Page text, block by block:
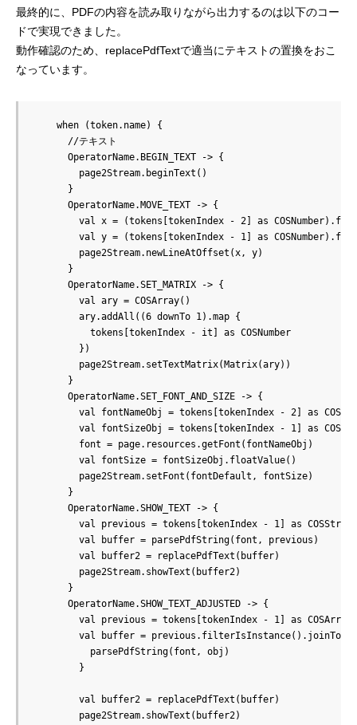
最終的に、PDFの内容を読み取りながら出力するのは以下のコー
ドで実現できました。
動作確認のため、replacePdfTextで適当にテキストの置換をおこ
なっています。
    when (token.name) {
      //テキスト
      OperatorName.BEGIN_TEXT -> {
        page2Stream.beginText()
      }
      OperatorName.MOVE_TEXT -> {
val x = (tokens[tokenIndex - 2] as
val y = (tokens[tokenIndex - 1] as
        page2Stream.newLineAtOffset(x, y)
      }
      OperatorName.SET_MATRIX -> {
        val ary = COSArray()
        ary.addAll((6 downTo 1).map {
          tokens[tokenIndex - it] as COSNumber
        })
        page2Stream.setTextMatrix(Matrix(ary))
      }
      OperatorName.SET_FONT_AND_SIZE -> {
val fontNameObj = tokens[tokenIndex - 2] as
val fontSizeObj = tokens[tokenIndex - 1] as
        font = page.resources.getFont(fontNameObj)
        val fontSize = fontSizeObj.floatValue()
        page2Stream.setFont(fontDefault, fontSize)
      }
      OperatorName.SHOW_TEXT -> {
        val previous = tokens[tokenIndex - 1] as COSString
        val buffer = parsePdfString(font, previous)
        val buffer2 = replacePdfText(buffer)
        page2Stream.showText(buffer2)
      }
      OperatorName.SHOW_TEXT_ADJUSTED -> {
        val previous = tokens[tokenIndex - 1] as COSArray
val buffer =
          parsePdfString(font, obj)
        }
        val buffer2 = replacePdfText(buffer)
        page2Stream.showText(buffer2)